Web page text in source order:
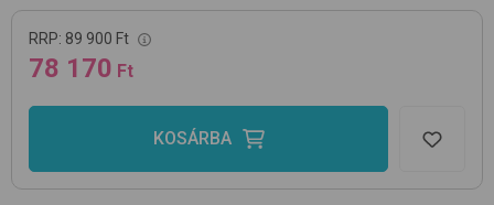
RRP: 89 900 Ft
78 170 Ft
KOSÁRBA